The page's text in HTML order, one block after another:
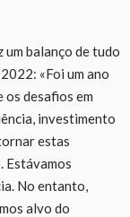
balanço de tudo
«Foi um ano
os desafios em
investimento
estas
Estávamos
No entanto,
alvo do